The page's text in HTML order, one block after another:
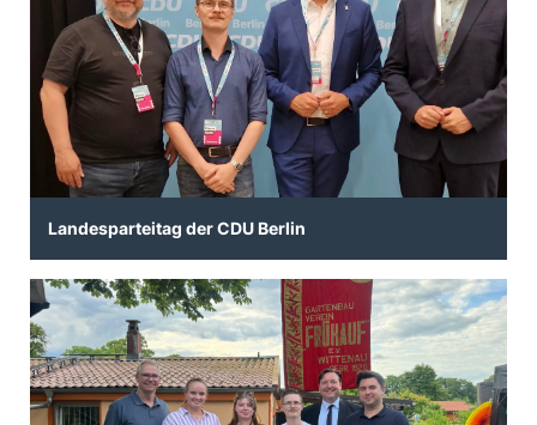
Landesparteitag der CDU Berlin